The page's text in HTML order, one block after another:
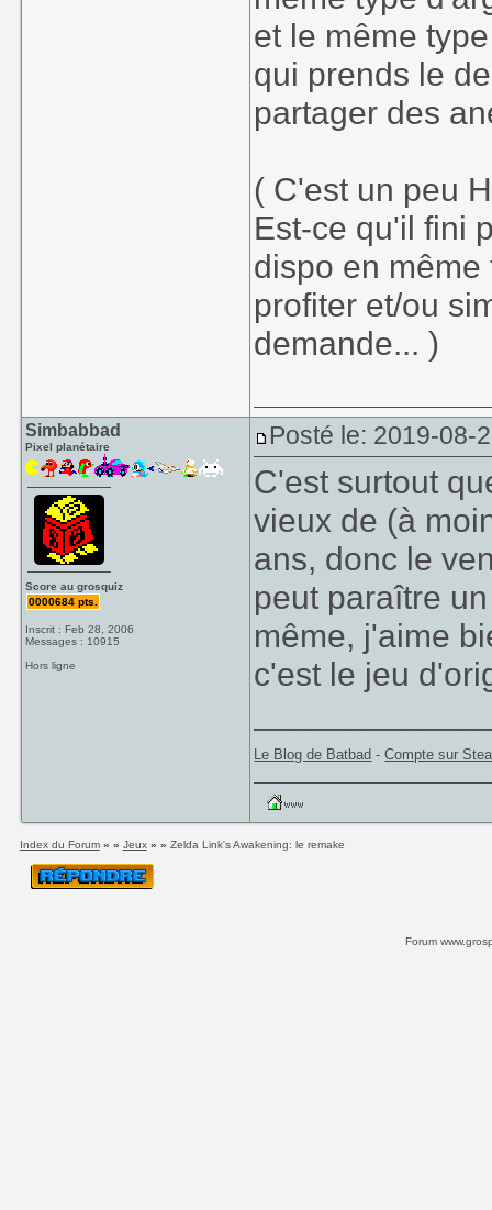
et le même
qui prends le
partager des
( C'est un peu
Est-ce qu'il fini
dispo en
profiter et/ou
demande... )
Simbabbad
Pixel planétaire
Score au grosquiz
0000684 pts.
Inscrit : Feb 28, 2006
Messages : 10915
Hors ligne
Posté le: 2019-08-
C'est surtout
vieux de (à
ans, donc le
peut paraître
même, j'aime
c'est le jeu
Le Blog de Batbad -Compte sur
Index du Forum» » Jeux» » Zelda Link's Awakening: le remake
Forum